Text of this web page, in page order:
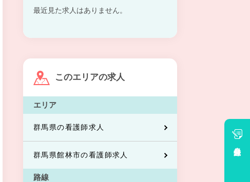
最近見た求人はありません。
このエリアの求人
エリア
群馬県の看護師求人
群馬県館林市の看護師求人
路線